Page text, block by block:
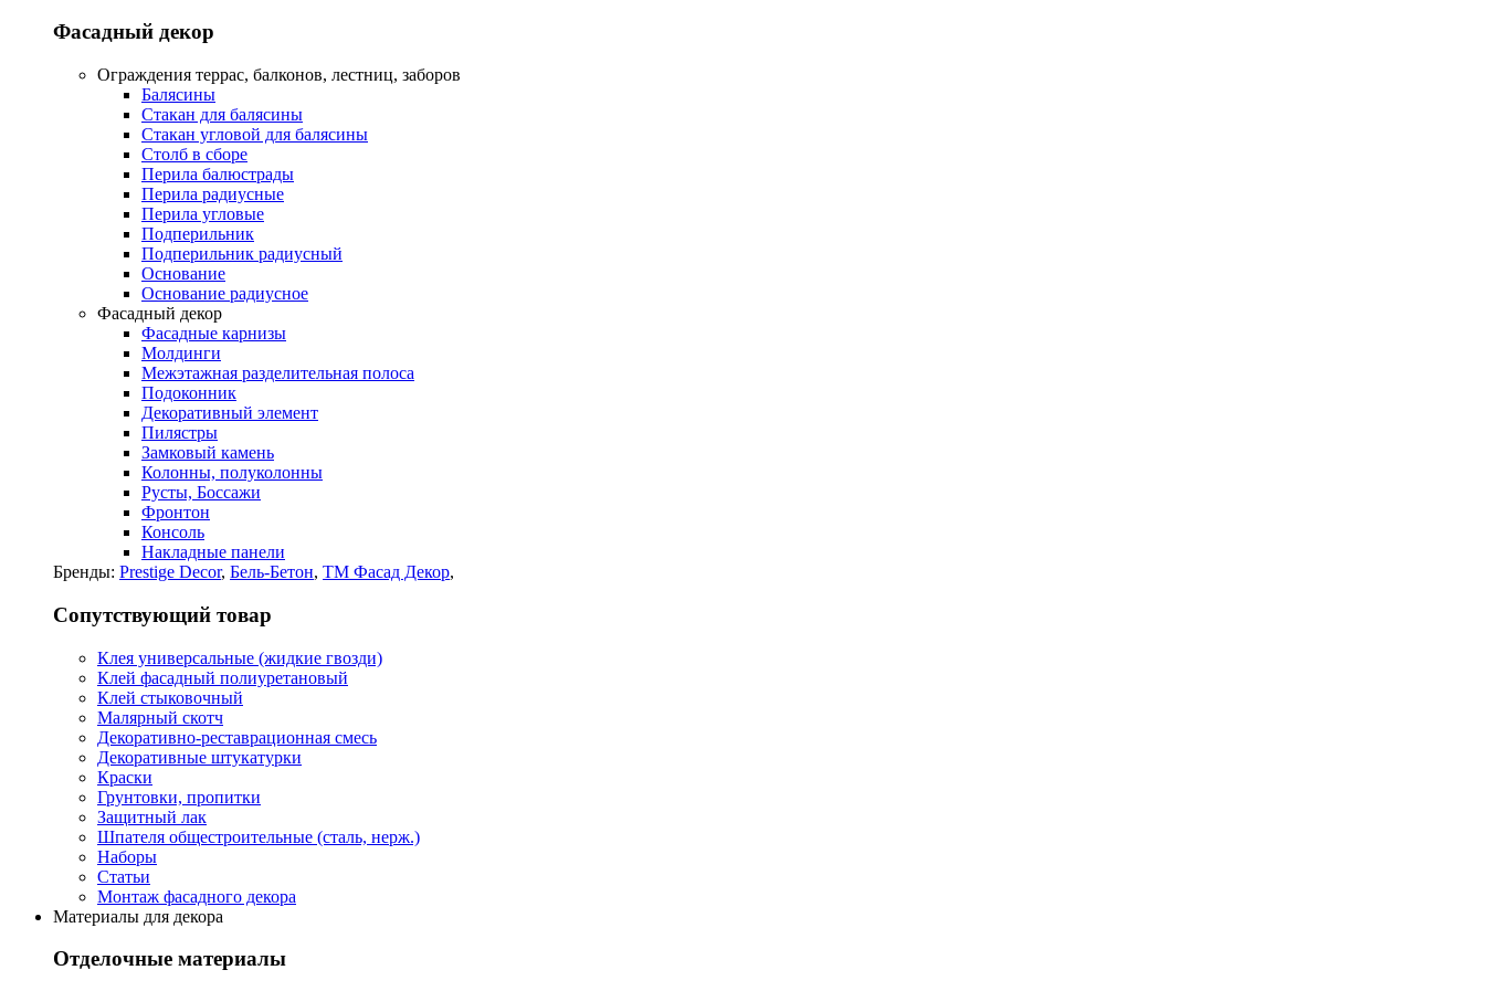
Фасадный декор
Oграждения террас, балконов, лестниц, заборов
Балясины
Стакан для балясины
Стакан угловой для балясины
Столб в сборе
Перила балюстрады
Перила радиусные
Перила угловые
Подперильник
Подперильник радиусный
Основание
Основание радиусное
Фасадный декор
Фасадные карнизы
Молдинги
Межэтажная разделительная полоса
Подоконник
Декоративный элемент
Пилястры
Замковый камень
Колонны, полуколонны
Русты, Боссажи
Фронтон
Консоль
Накладные панели
Бренды: Prestige Decor, Бель-Бетон, ТМ Фасад Декор,
Сопутствующий товар
Клея универсальные (жидкие гвозди)
Клей фасадный полиуретановый
Клей стыковочный
Малярный скотч
Декоративно-реставрационная смесь
Декоративные штукатурки
Краски
Грунтовки, пропитки
Защитный лак
Шпателя общестроительные (сталь, нерж.)
Наборы
Статьи
Монтаж фасадного декора
Материалы для декора
Отделочные материалы